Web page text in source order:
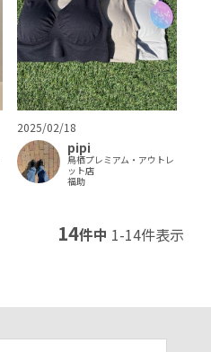
2025/02/18
pipi
鳥栖プレミアム・アウトレ
ット店
福助
14件中 1-14件表示